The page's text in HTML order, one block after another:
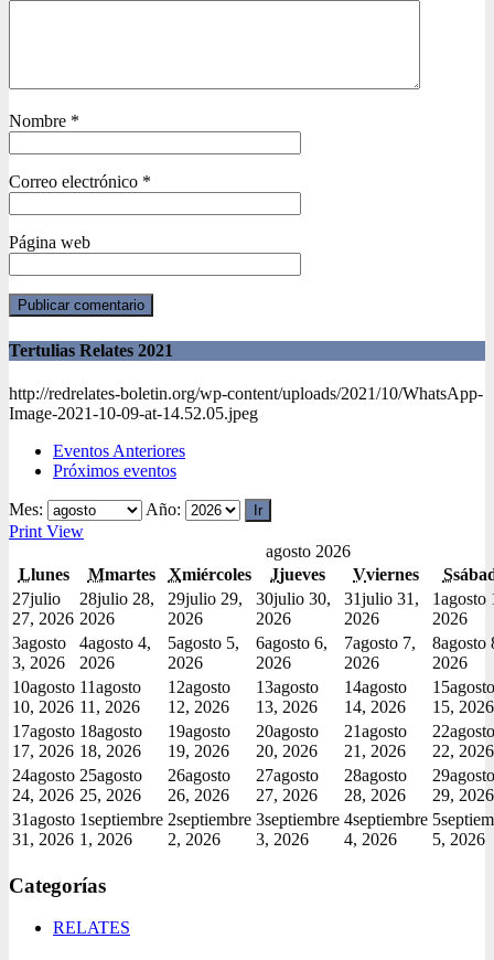
Nombre *
Correo electrónico *
Página web
Tertulias Relates 2021
http://redrelates-boletin.org/wp-content/uploads/2021/10/WhatsApp-
Image-2021-10-09-at-14.52.05.jpeg
Eventos Anteriores
Próximos eventos
Mes:
Año:
Print View
agosto 2026
Llunes Mmartes Xmiércoles Jjueves Vviernes S
27julio
27, 2026
28julio 28,
2026
29julio 29,
2026
30julio 30,
2026
31julio 31,
2026
1agosto
2026
3agosto
3, 2026
4agosto 4,
2026
5agosto 5,
2026
6agosto 6,
2026
7agosto 7,
2026
8agosto
2026
10agosto
10, 2026
11agosto
11, 2026
12agosto
12, 2026
13agosto
13, 2026
14agosto
14, 2026
15agosto
15, 2026
17agosto
17, 2026
18agosto
18, 2026
19agosto
19, 2026
20agosto
20, 2026
21agosto
21, 2026
22agosto
22, 2026
24agosto
24, 2026
25agosto
25, 2026
26agosto
26, 2026
27agosto
27, 2026
28agosto
28, 2026
29agosto
29, 2026
31agosto
31, 2026
1septiembre
1, 2026
2septiembre
2, 2026
3septiembre
3, 2026
4septiembre
4, 2026
5
5, 2026
Categorías
RELATES